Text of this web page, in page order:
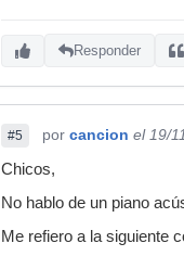
Responder
#5 por cancion el 19/
Chicos,
No hablo de un piano
Me refiero a la siguiente